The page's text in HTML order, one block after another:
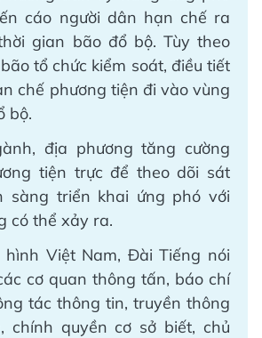
cáo người dân hạn chế ra
gian bão đổ bộ. Tùy theo
tổ chức kiểm soát, điều tiết
chế phương tiện đi vào vùng
bộ.
địa phương tăng cường
tiện trực để theo dõi sát
sàng triển khai ứng phó với
có thể xảy ra.
Việt Nam, Đài Tiếng nói
cơ quan thông tấn, báo chí
tác thông tin, truyền thông
chính quyền cơ sở biết, chủ